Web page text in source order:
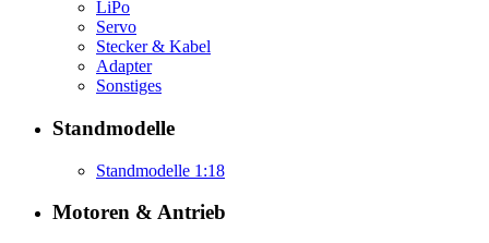
LiPo
Servo
Stecker & Kabel
Adapter
Sonstiges
Standmodelle
Standmodelle 1:18
Motoren & Antrieb